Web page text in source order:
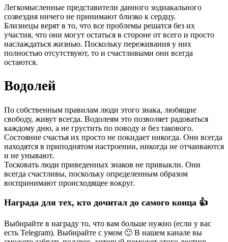
Легкомысленные представители данного зодиакального
созвездия ничего не принимают близко к сердцу.
Близнецы верят в то, что все проблемы решатся без их
участия, что они могут остаться в стороне от всего и просто
наслаждаться жизнью. Поскольку переживания у них
полностью отсутствуют, то и счастливыми они всегда
остаются.
Водолей
По собственным правилам люди этого знака, любящие
свободу, живут всегда. Водолеям это позволяет радоваться
каждому дню, а не грустить по поводу и без такового.
Состояние счастья их просто не покидает никогда. Они всегда
находятся в приподнятом настроении, никогда не отчаиваются
и не унывают.
Тосковать люди приведенных знаков не привыкли. Они
всегда счастливы, поскольку определенным образом
воспринимают происходящее вокруг.
Награда для тех, кто дочитал до самого конца 👍
Выбирайте в награду то, что вам больше нужно (если у вас
есть Telegram). Выбирайте с умом 🙂 В нашем канале вы